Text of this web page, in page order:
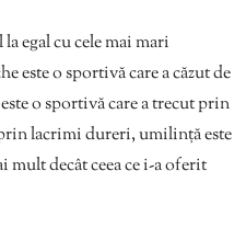
egal cu cele mai mari
este o sportivă care a căzut de
o sportivă care a trecut prin
lacrimi dureri, umilință este
mult decât ceea ce i-a oferit